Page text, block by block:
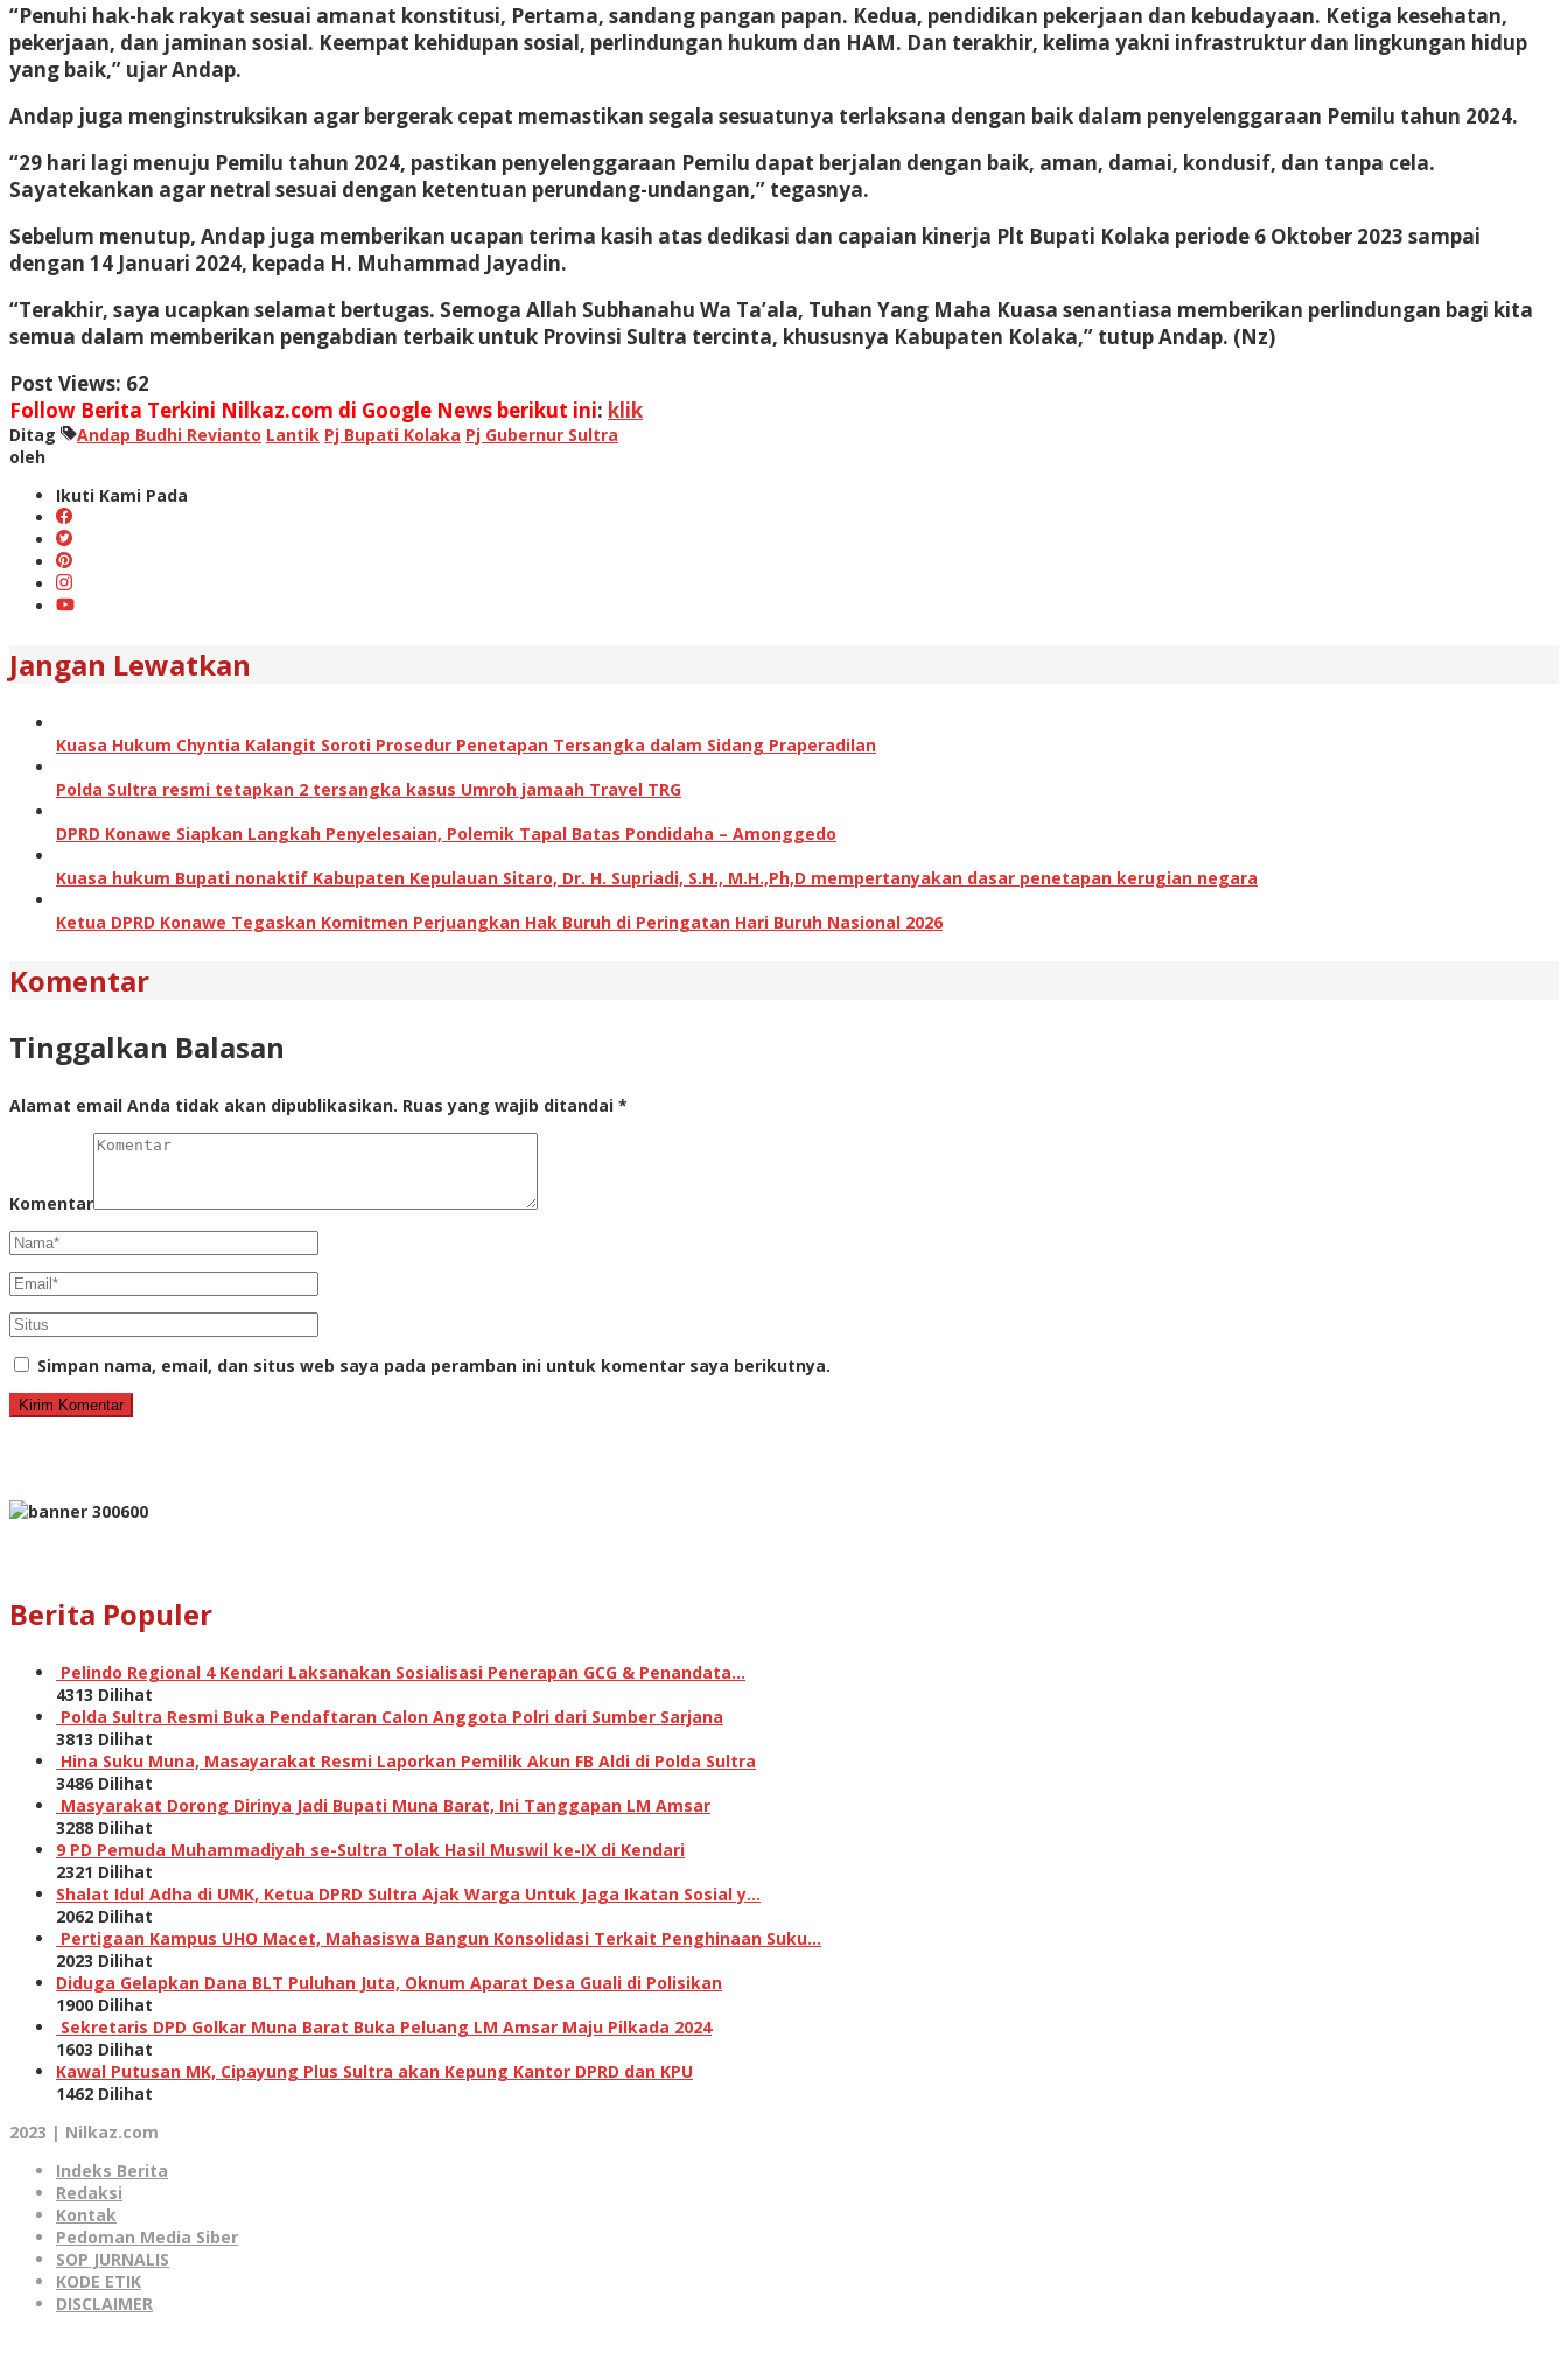
“Penuhi hak-hak rakyat sesuai amanat konstitusi, Pertama, sandang pangan papan. Kedua, pendidikan pekerjaan dan kebudayaan. Ketiga kesehatan,
pekerjaan, dan jaminan sosial. Keempat kehidupan sosial, perlindungan hukum dan HAM. Dan terakhir, kelima yakni infrastruktur dan lingkungan hidup
yang baik,” ujar Andap.
Andap juga menginstruksikan agar bergerak cepat memastikan segala sesuatunya terlaksana dengan baik dalam penyelenggaraan Pemilu tahun 2024.
“29 hari lagi menuju Pemilu tahun 2024, pastikan penyelenggaraan Pemilu dapat berjalan dengan baik, aman, damai, kondusif, dan tanpa cela.
Sayatekankan agar netral sesuai dengan ketentuan perundang-undangan,” tegasnya.
Sebelum menutup, Andap juga memberikan ucapan terima kasih atas dedikasi dan capaian kinerja Plt Bupati Kolaka periode 6 Oktober 2023 sampai
dengan 14 Januari 2024, kepada H. Muhammad Jayadin.
“Terakhir, saya ucapkan selamat bertugas. Semoga Allah Subhanahu Wa Ta’ala, Tuhan Yang Maha Kuasa senantiasa memberikan perlindungan bagi kita
semua dalam memberikan pengabdian terbaik untuk Provinsi Sultra tercinta, khususnya Kabupaten Kolaka,” tutup Andap. (Nz)
Post Views: 62
Follow Berita Terkini Nilkaz.com di Google News berikut ini: klik
Ditag Andap Budhi Revianto Lantik Pj Bupati Kolaka Pj Gubernur Sultra
oleh
Ikuti Kami Pada
Jangan Lewatkan
Kuasa Hukum Chyntia Kalangit Soroti Prosedur Penetapan Tersangka dalam Sidang Praperadilan
Polda Sultra resmi tetapkan 2 tersangka kasus Umroh jamaah Travel TRG
DPRD Konawe Siapkan Langkah Penyelesaian, Polemik Tapal Batas Pondidaha – Amonggedo
Kuasa hukum Bupati nonaktif Kabupaten Kepulauan Sitaro, Dr. H. Supriadi, S.H., M.H.,Ph,D mempertanyakan dasar penetapan kerugian negara
Ketua DPRD Konawe Tegaskan Komitmen Perjuangkan Hak Buruh di Peringatan Hari Buruh Nasional 2026
Komentar
Tinggalkan Balasan
Alamat email Anda tidak akan dipublikasikan. Ruas yang wajib ditandai *
Komentar
Simpan nama, email, dan situs web saya pada peramban ini untuk komentar saya berikutnya.
Berita Populer
Pelindo Regional 4 Kendari Laksanakan Sosialisasi Penerapan GCG & Penandata…
4313 Dilihat
Polda Sultra Resmi Buka Pendaftaran Calon Anggota Polri dari Sumber Sarjana
3813 Dilihat
Hina Suku Muna, Masayarakat Resmi Laporkan Pemilik Akun FB Aldi di Polda Sultra
3486 Dilihat
Masyarakat Dorong Dirinya Jadi Bupati Muna Barat, Ini Tanggapan LM Amsar
3288 Dilihat
9 PD Pemuda Muhammadiyah se-Sultra Tolak Hasil Muswil ke-IX di Kendari
2321 Dilihat
Shalat Idul Adha di UMK, Ketua DPRD Sultra Ajak Warga Untuk Jaga Ikatan Sosial y…
2062 Dilihat
Pertigaan Kampus UHO Macet, Mahasiswa Bangun Konsolidasi Terkait Penghinaan Suku…
2023 Dilihat
Diduga Gelapkan Dana BLT Puluhan Juta, Oknum Aparat Desa Guali di Polisikan
1900 Dilihat
Sekretaris DPD Golkar Muna Barat Buka Peluang LM Amsar Maju Pilkada 2024
1603 Dilihat
Kawal Putusan MK, Cipayung Plus Sultra akan Kepung Kantor DPRD dan KPU
1462 Dilihat
2023 | Nilkaz.com
Indeks Berita
Redaksi
Kontak
Pedoman Media Siber
SOP JURNALIS
KODE ETIK
DISCLAIMER